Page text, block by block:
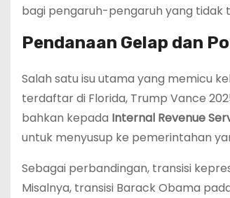
bagi pengaruh-pengaruh yang tidak
Pendanaan Gelap dan
Salah satu isu utama yang memicu
terdaftar di Florida, Trump Vance
bahkan kepada Internal Revenue
untuk menyusup ke pemerintahan
Sebagai perbandingan, transisi
Misalnya, transisi Barack Obama